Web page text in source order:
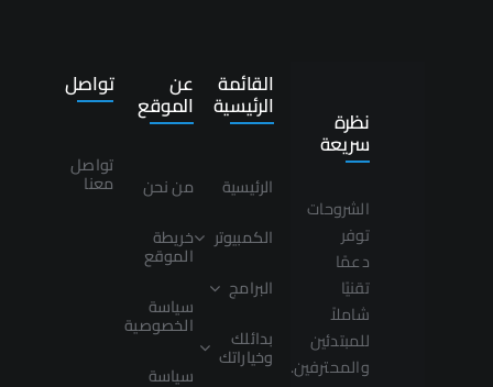
نظرة
سريعة
الشروحات
توفر
دعمًا
تقنيًا
شاملاً
للمبتدئين
والمحترفين.
القائمة
الرئيسية
الرئيسية
الكمبيوتر
البرامج
بدائلك
وخياراتك
عن
الموقع
من نحن
خريطة
الموقع
سياسة
الخصوصية
سياسة
تواصل
تواصل
معنا